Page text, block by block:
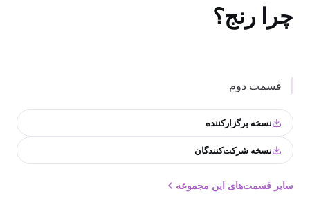
چرا رنج؟
قسمت دوم
نسخه برگزارکننده
نسخه شرکت‌کنندگان
سایر قسمت‌های این مجموعه